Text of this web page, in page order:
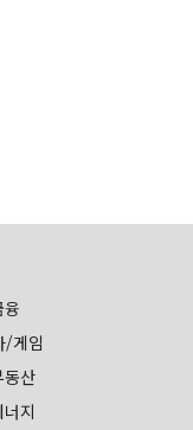
게임
산
지